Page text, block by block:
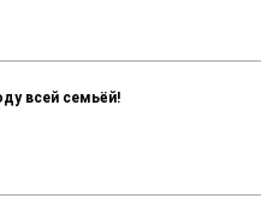
всей семьёй!